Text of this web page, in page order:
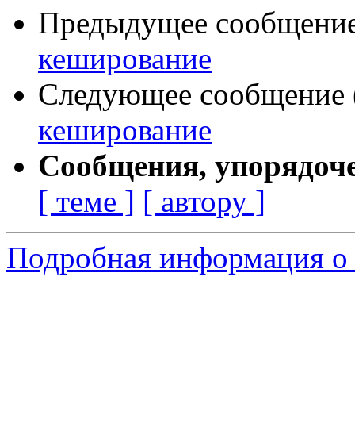
Предыдущее
кеширование
Следующее сообщение
кеширование
Сообщения,
[ теме ] [ автору ]
Подробная информация